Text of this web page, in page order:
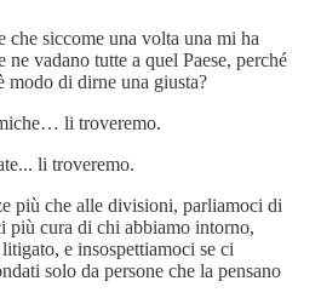
che siccome una volta una mi ha
vadano tutte a quel Paese, perché
modo di dirne una giusta?
li troveremo.
li troveremo.
più che alle divisioni, parliamoci di
più cura di chi abbiamo intorno,
e insospettiamoci se ci
solo da persone che la pensano